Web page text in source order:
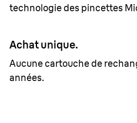
technologie des pincettes
Achat unique.
Aucune cartouche de
années.